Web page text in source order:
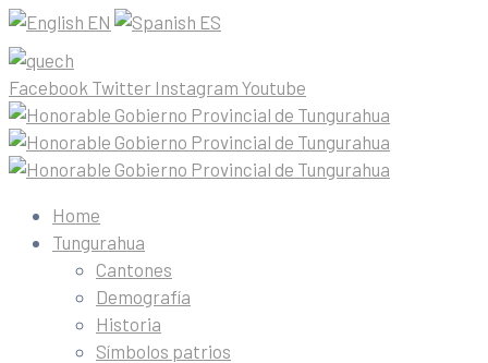
EN ES
Facebook Twitter Instagram Youtube
Home
Tungurahua
Cantones
Demografía
Historia
Símbolos patrios